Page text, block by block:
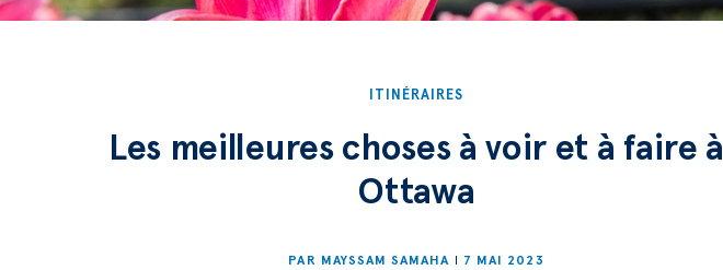
ITINÉRAIRES
Les meilleures choses à voir et à faire à
Ottawa
PAR MAYSSAM SAMAHA 7 MAI 2023